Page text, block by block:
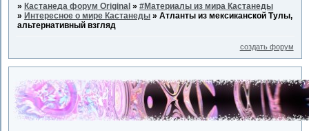
»Кастанеда форум Original »#Материалы из мира Кастанеды
»Интересное о мире Кастанеды »Атланты из мексиканской Тулы,
альтернативный взгляд
создать форум